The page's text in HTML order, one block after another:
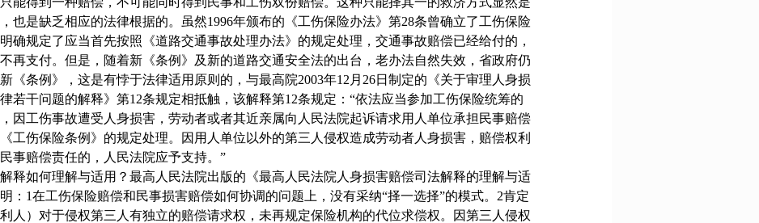
也是缺乏相应的法律根据的。虽然1996年颁布的《工伤保险办法》第28条曾确立了工伤保险
确规定了应当首先按照《道路交通事故处理办法》的规定处理，交通事故赔偿已经给付的，
再支付。但是，随着新《条例》及新的道路交通安全法的出台，老办法自然失效，省政府仍
《条例》，这是有悖于法律适用原则的，与最高院2003年12 月 26日 制定的《关于审理人身损
若干问题的解释》第12条规定相抵触，该解释第12条规定：“依法应当参加工伤保险统筹的
因工伤事故遭受人身损害，劳动者或者其近亲属向人民法院起诉请求用人单位承担民事赔偿
工伤保险条例》的规定处理。因用人单位以外的第三人侵权造成劳动者人身损害，赔偿权利
事赔偿责任的，人民法院应予支持。”
释如何理解与适用？最高人民法院出版的《最高人民法院人身损害赔偿司法解释的理解与适
： 1在工伤保险赔偿和民事损害赔偿如何协调的问题上，没有采纳“择一选择”的模式。 2肯定
人）对于侵权第三人有独立的赔偿请求权，未再规定保险机构的代位求偿权。因第三人侵权